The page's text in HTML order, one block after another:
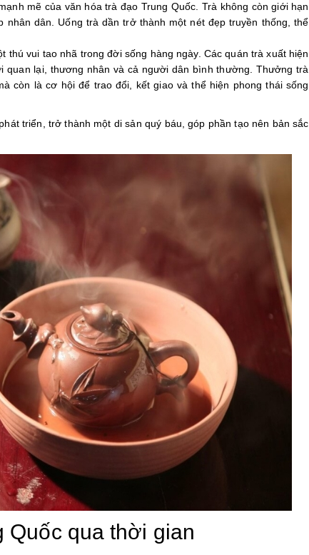
mẽ của văn hóa trà đạo Trung Quốc. Trà không còn giới hạn
dân. Uống trà dần trở thành một nét đẹp truyền thống, thể
thú vui tao nhã trong đời sống hàng ngày. Các quán trà xuất hiện
lại, thương nhân và cả người dân bình thường. Thưởng trà
còn là cơ hội để trao đổi, kết giao và thể hiện phong thái sống
triển, trở thành một di sản quý báu, góp phần tạo nên bản sắc
Quốc qua thời gian